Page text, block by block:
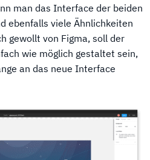
man das Interface der beiden
ebenfalls viele Ähnlichkeiten
gewollt von Figma, soll der
wie möglich gestaltet sein,
an das neue Interface